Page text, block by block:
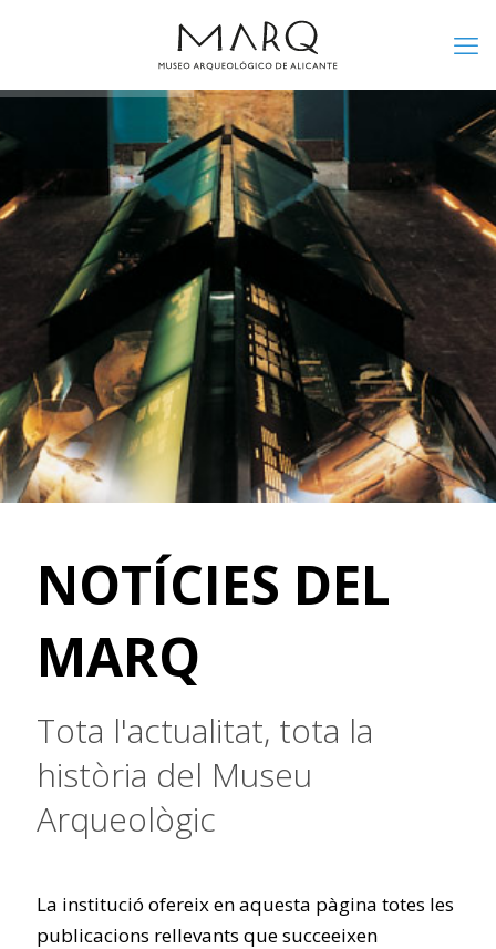
NOTÍCIES DEL
MARQ
Tota l'actualitat, tota la
història del Museu
Arqueològic
La institució ofereix en aquesta pàgina totes les
publicacions rellevants que succeeixen